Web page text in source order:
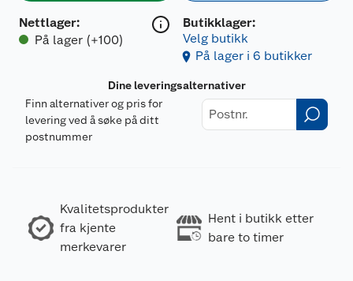
Nettlager:
På lager (+100)
Butikklager:
Velg butikk
På lager i 6 butikker
Dine leveringsalternativer
Finn alternativer og pris for
levering ved å søke på ditt
postnummer
Kvalitetsprodukter
fra kjente
merkevarer
Hent i butikk etter
bare to timer